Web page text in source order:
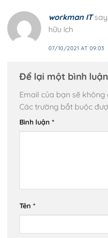
workman IT
hữu ích
07/10/2021 AT 09:03
Để lại một bình luận
Email của bạn sẽ không
Các trường bắt buộc
Bình luận *
Tên *